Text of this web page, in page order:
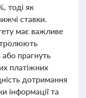
тоді як
ставки.
має важливе
або прагнуть
платіжних
дотримання
інформації та